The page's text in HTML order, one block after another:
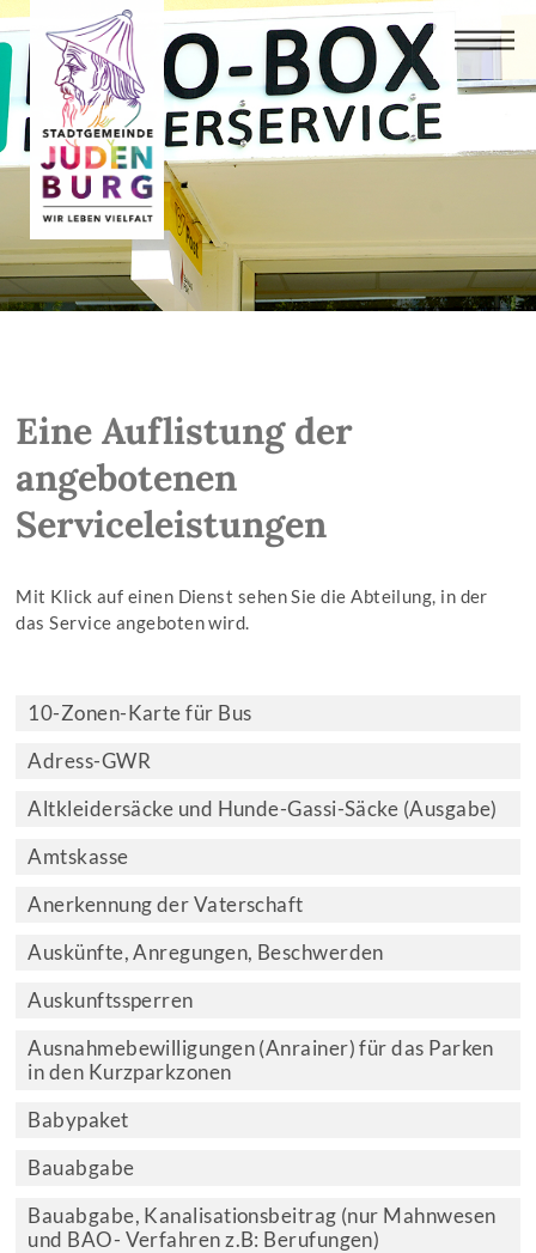
Eine Auflistung der
angebotenen
Serviceleistungen
Mit Klick auf einen Dienst sehen Sie die Abteilung, in der
das Service angeboten wird.
10-Zonen-Karte für Bus
Adress-GWR
Altkleidersäcke und Hunde-Gassi-Säcke (Ausgabe)
Amtskasse
Anerkennung der Vaterschaft
Auskünfte, Anregungen, Beschwerden
Auskunftssperren
Ausnahmebewilligungen (Anrainer) für das Parken
in den Kurzparkzonen
Babypaket
Bauabgabe
Bauabgabe, Kanalisationsbeitrag (nur Mahnwesen
und BAO- Verfahren z.B: Berufungen)